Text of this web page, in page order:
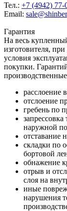
Тел.: +7 (4942) 77-
Email:
Гарантия
На весь
изготовителя,
условия
покупки.
расслоение
отслоение
гребень по
наружной
отставание
складки по
бортовой
обнажение
отрыв и
слоя на
иные
нарушения